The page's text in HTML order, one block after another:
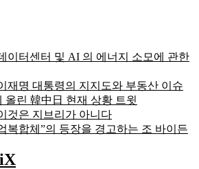
이터센터 및 AI 의 에너지 소모에 관한
재명 대통령의 지지도와 부동산 이슈
올린 韓中日 현재 상황 트윗
것은 지브리가 아니다
복합체”의 등장을 경고하는 조 바이든